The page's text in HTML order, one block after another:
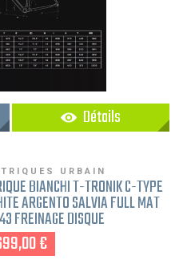
Détails
URBAIN
BIANCHI T-TRONIK C-TYPE
ARGENTO SALVIA FULL MAT
FREINAGE DISQUE
€